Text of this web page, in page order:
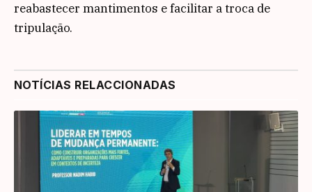
reabastecer mantimentos e facilitar a troca de
tripulação.
NOTÍCIAS RELACCIONADAS